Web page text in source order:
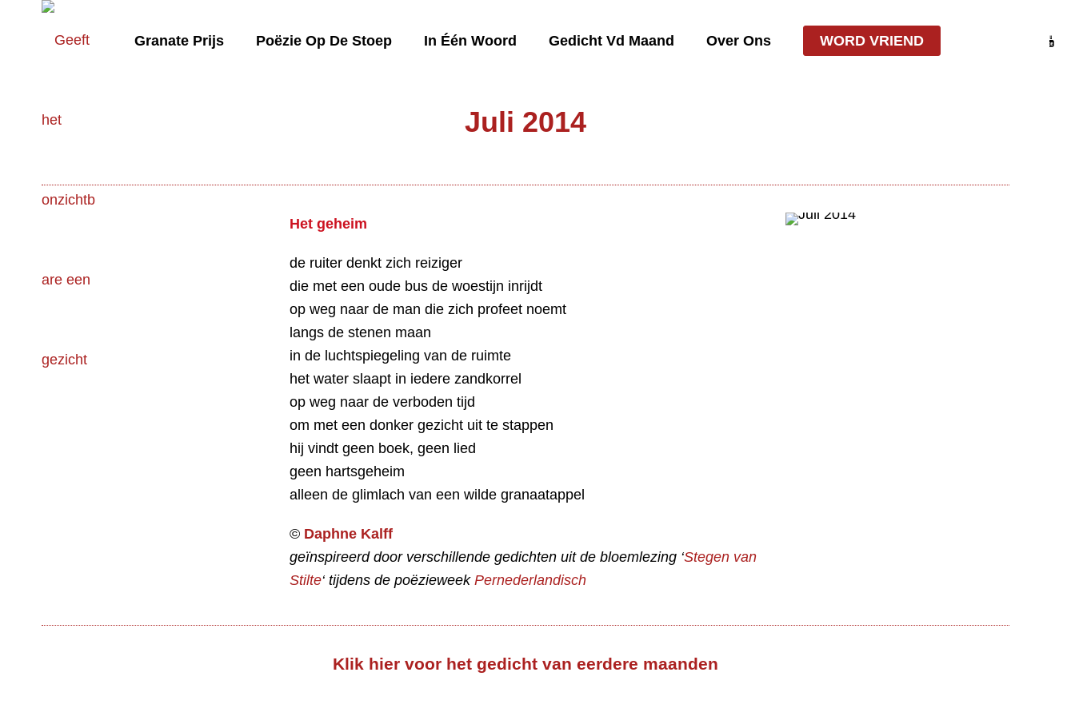
Granate Prijs Poëzie Op De Stoep In Één Woord Gedicht Vd Maand Over Ons WORD VRIEND
Juli 2014
Het geheim
de ruiter denkt zich reiziger
die met een oude bus de woestijn inrijdt
op weg naar de man die zich profeet noemt
langs de stenen maan
in de luchtspiegeling van de ruimte
het water slaapt in iedere zandkorrel
op weg naar de verboden tijd
om met een donker gezicht uit te stappen
hij vindt geen boek, geen lied
geen hartsgeheim
alleen de glimlach van een wilde granaatappel
© Daphne Kalff
geïnspireerd door verschillende gedichten uit de bloemlezing ‘Stegen van
Stilte‘ tijdens de poëzieweek Pernederlandisch
Klik hier voor het gedicht van eerdere maanden